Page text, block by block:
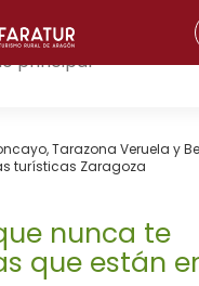
principal
,Tarazona Veruela y
turísticas Zaragoza
nunca te
que están